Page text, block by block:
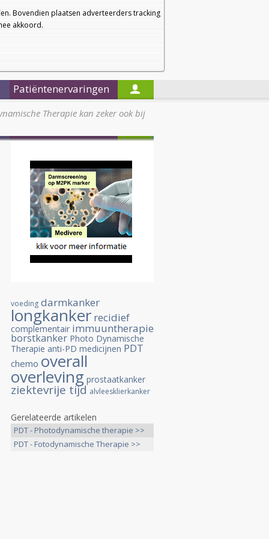
Bovendien plaatsen adverteerders tracking
akkoord.
a
a
Nieuwsbrief
Startpagina
Patiëntenervaringen
Therapie kan zeker ook bij
voeding darmkanker
longkanker recidief
complementair immuuntherapie
borstkanker Photo Dynamische
Therapie anti-PD medicijnen PDT
chemo overall
overleving prostaatkanker
ziektevrije tijd alvleesklierkanker
Gerelateerde artikelen
PDT - Photodynamische therapie >>
PDT - Fotodynamische Therapie >>